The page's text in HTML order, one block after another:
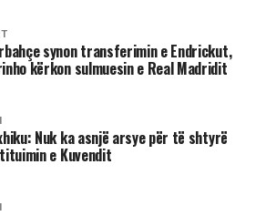
synon transferimin e Endrickut,
kërkon sulmuesin e Real Madridit
Nuk ka asnjë arsye për të shtyrë
e Kuvendit